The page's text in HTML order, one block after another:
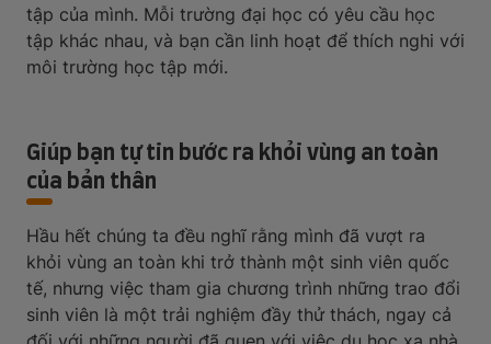
tập của mình. Mỗi trường đại học có yêu cầu học
tập khác nhau, và bạn cần linh hoạt để thích nghi với
môi trường học tập mới.
Giúp bạn tự tin bước ra khỏi vùng an toàn
của bản thân
Hầu hết chúng ta đều nghĩ rằng mình đã vượt ra
khỏi vùng an toàn khi trở thành một sinh viên quốc
tế, nhưng việc tham gia chương trình những trao đổi
sinh viên là một trải nghiệm đầy thử thách, ngay cả